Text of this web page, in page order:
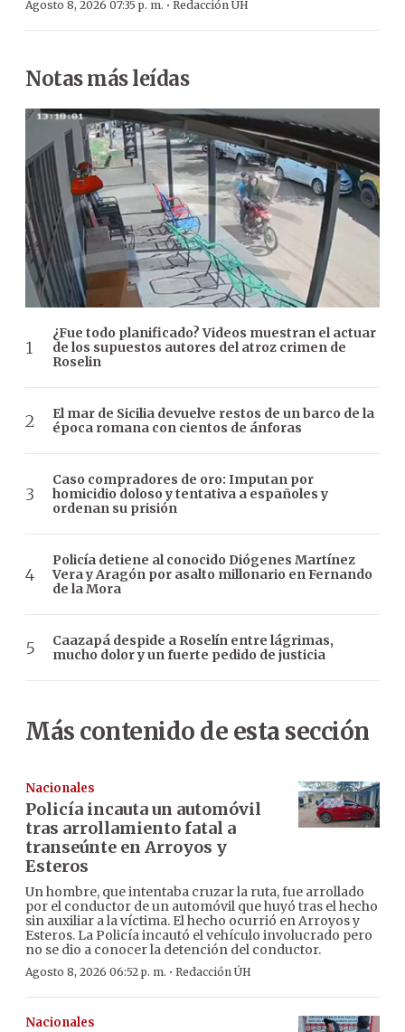
Agosto 8, 2026 07:35 p. m. · Redacción ÚH
Notas más leídas
¿Fue todo planificado? Videos muestran el actuar
de los supuestos autores del atroz crimen de
Roselin
El mar de Sicilia devuelve restos de un barco de la
época romana con cientos de ánforas
Caso compradores de oro: Imputan por
homicidio doloso y tentativa a españoles y
ordenan su prisión
Policía detiene al conocido Diógenes Martínez
Vera y Aragón por asalto millonario en Fernando
de la Mora
Caazapá despide a Roselín entre lágrimas,
mucho dolor y un fuerte pedido de justicia
Más contenido de esta sección
Nacionales
Policía incauta un automóvil
tras arrollamiento fatal a
transeúnte en Arroyos y
Esteros
Un hombre, que intentaba cruzar la ruta, fue arrollado
por el conductor de un automóvil que huyó tras el hecho
sin auxiliar a la víctima. El hecho ocurrió en Arroyos y
Esteros. La Policía incautó el vehículo involucrado pero
no se dio a conocer la detención del conductor.
Agosto 8, 2026 06:52 p. m. · Redacción ÚH
Nacionales